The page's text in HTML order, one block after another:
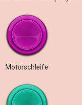
Motorschleife